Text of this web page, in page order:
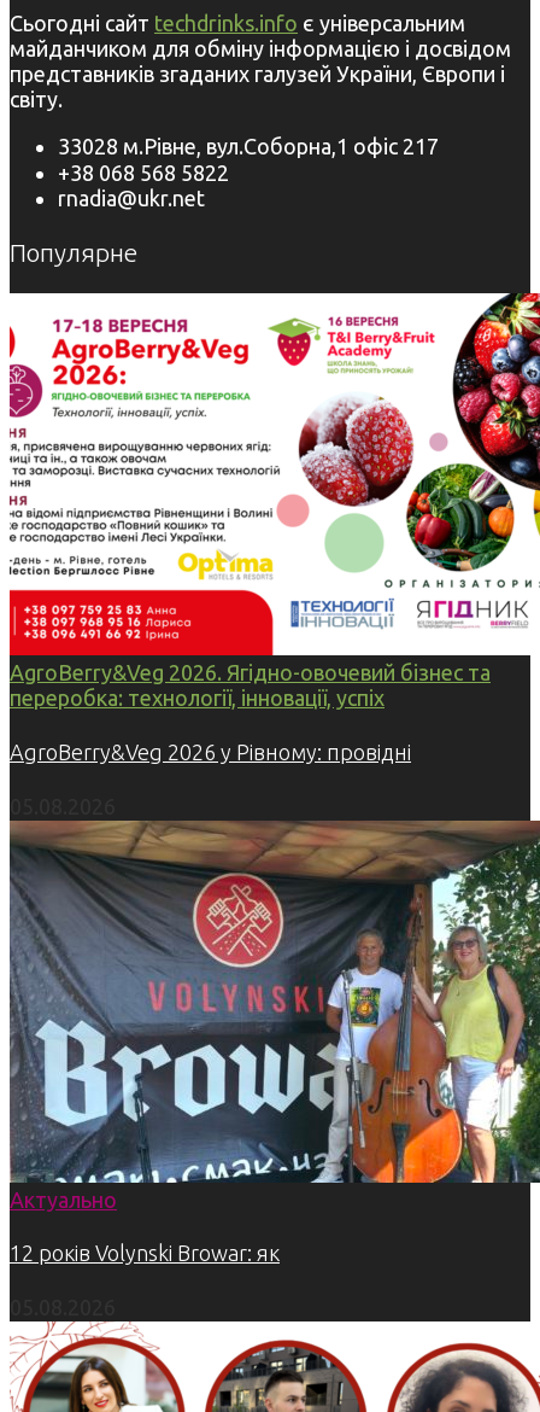
Сьогодні сайт techdrinks.info є універсальним
майданчиком для обміну інформацією і досвідом
представників згаданих галузей України, Європи і
світу.
33028 м.Рівне, вул.Соборна,1 офіс 217
+38 068 568 5822
rnadia@ukr.net
Популярне
AgroBerry&Veg 2026. Ягідно-овочевий бізнес та
переробка: технології, інновації, успіх
AgroBerry&Veg 2026 у Рівному: провідні
Актуально
12 років Volynski Browar: як